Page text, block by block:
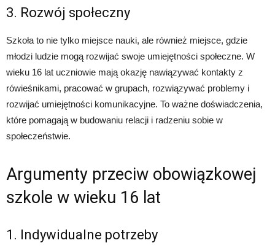
3. Rozwój społeczny
Szkoła to nie tylko miejsce nauki, ale również miejsce, gdzie
młodzi ludzie mogą rozwijać swoje umiejętności społeczne. W
wieku 16 lat uczniowie mają okazję nawiązywać kontakty z
rówieśnikami, pracować w grupach, rozwiązywać problemy i
rozwijać umiejętności komunikacyjne. To ważne doświadczenia,
które pomagają w budowaniu relacji i radzeniu sobie w
społeczeństwie.
Argumenty przeciw obowiązkowej
szkole w wieku 16 lat
1. Indywidualne potrzeby